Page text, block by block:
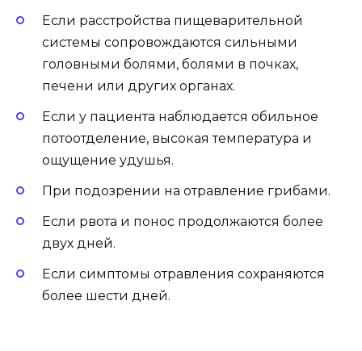
Если расстройства пищеварительной
системы сопровождаются сильными
головными болями, болями в почках,
печени или других органах.
Если у пациента наблюдается обильное
потоотделение, высокая температура и
ощущение удушья.
При подозрении на отравление грибами.
Если рвота и понос продолжаются более
двух дней.
Если симптомы отравления сохраняются
более шести дней.